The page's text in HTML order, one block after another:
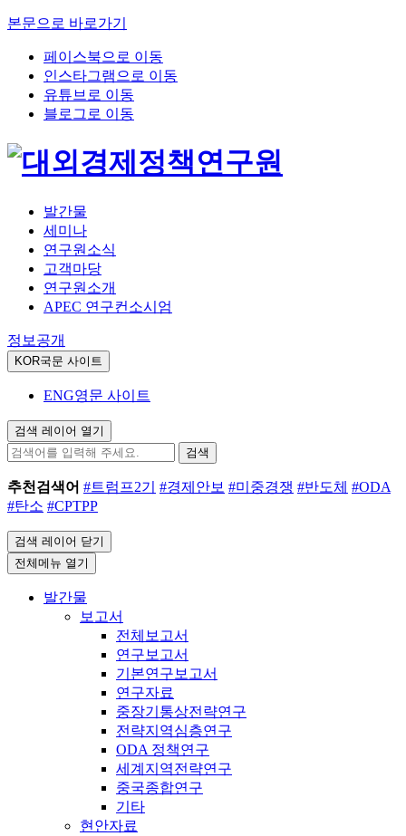
본문으로 바로가기
페이스북으로 이동
인스타그램으로 이동
유튜브로 이동
블로그로 이동
발간물
세미나
연구원소식
고객마당
연구원소개
APEC 연구컨소시엄
정보공개
KOR국문 사이트
ENG영문 사이트
검색 레이어 열기
검색
추천검색어 #트럼프2기 #경제안보 #미중경쟁 #반도체 #ODA
#탄소 #CPTPP
검색 레이어 닫기
전체메뉴 열기
발간물
보고서
전체보고서
연구보고서
기본연구보고서
연구자료
중장기통상전략연구
전략지역심층연구
ODA 정책연구
세계지역전략연구
중국종합연구
기타
현안자료